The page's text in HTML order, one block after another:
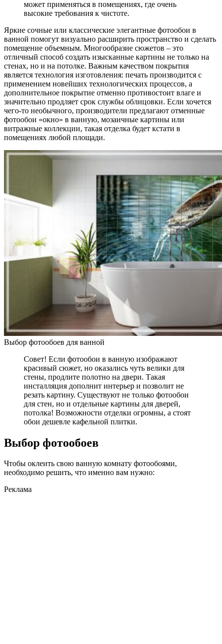
может применяться в помещениях, где очень
высокие требования к чистоте.
Яркие сочные или классические элегантные фотообои в
ванной помогут визуально расширить пространство и сделать
помещение объемным. Многообразие сюжетов – это
отличный способ создать изысканные картины не только на
стенах, но и на потолке. Важным качеством покрытия
является технология изготовления: печать производится с
применением новейших технологических процессов, а
дополнительное покрытие отменно противостоит влаге и
значительно продляет срок службы облицовки. Если хочется
чего-то необычного, производители предлагают отменные
фотообои «окно» в ванную, мозаичные картины или
витражные коллекции, такая отделка будет кстати в
помещениях любой площади.
Выбор фотообоев для ванной
Совет! Если фотообои в ванную изображают
красивый сюжет, но оказались чуть велики для
стены, продлите полотно на двери. Такая
инсталляция дополнит интерьер и позволит не
резать картину. Существуют не только фотообои
для стен, но и отдельные картины для дверей,
потолка! Возможности отделки огромны, а стоят
обои дешевле кафельной плитки.
Выбор фотообоев
Чтобы оклеить свою ванную комнату фотообоями,
необходимо решить, что именно вам нужно:
Реклама